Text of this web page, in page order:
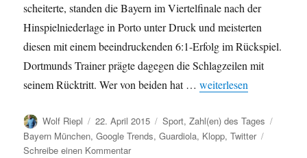
scheiterte, standen die Bayern im Viertelfinale nach der
Hinspielniederlage in Porto unter Druck und meisterten
diesen mit einem beeindruckenden 6:1-Erfolg im Rückspiel.
Dortmunds Trainer prägte dagegen die Schlagzeilen mit
seinem Rücktritt. Wer von beiden hat …„Pep Guardiola oder
weiterlesen
Autor
Wolf Riepl
Veröffentlicht
am
22. April 2015 Kategorien
Sport,Zahl(en) des Tages
Bayern München,Google Trends,Guardiola, Klopp,Twitter
Schreibe einen Kommentarzu